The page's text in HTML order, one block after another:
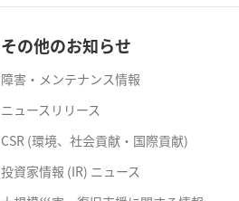
その他のお知らせ
障害・メンテナンス情報
ニュースリリース
CSR (環境、社会貢献・国際貢献)
投資家情報 (IR) ニュース